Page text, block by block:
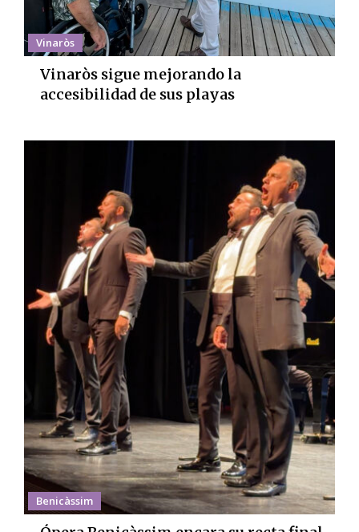
Vinaròs
Vinaròs sigue mejorando la
accesibilidad de sus playas
Benicàssim